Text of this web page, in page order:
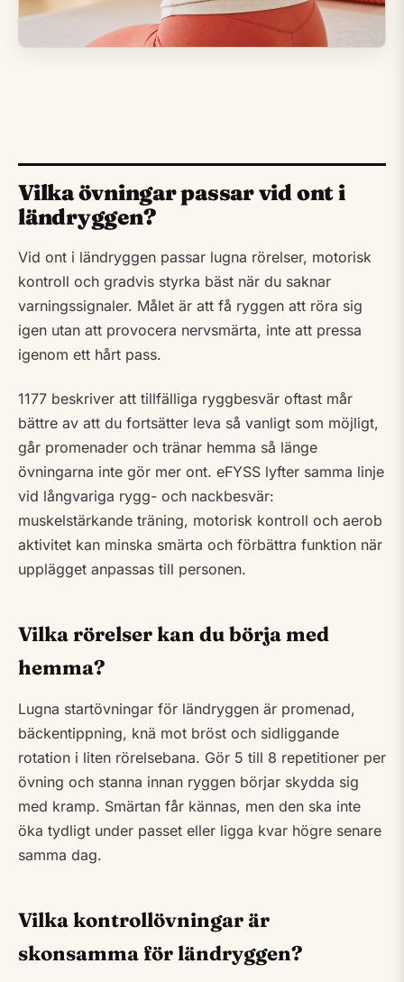
Vilka övningar passar vid ont i
ländryggen?
Vid ont i ländryggen passar lugna rörelser, motorisk
kontroll och gradvis styrka bäst när du saknar
varningssignaler. Målet är att få ryggen att röra sig
igen utan att provocera nervsmärta, inte att pressa
igenom ett hårt pass.
1177 beskriver att tillfälliga ryggbesvär oftast mår
bättre av att du fortsätter leva så vanligt som möjligt,
går promenader och tränar hemma så länge
övningarna inte gör mer ont. eFYSS lyfter samma linje
vid långvariga rygg- och nackbesvär:
muskelstärkande träning, motorisk kontroll och aerob
aktivitet kan minska smärta och förbättra funktion när
upplägget anpassas till personen.
Vilka rörelser kan du börja med
hemma?
Lugna startövningar för ländryggen är promenad,
bäckentippning, knä mot bröst och sidliggande
rotation i liten rörelsebana. Gör 5 till 8 repetitioner per
övning och stanna innan ryggen börjar skydda sig
med kramp. Smärtan får kännas, men den ska inte
öka tydligt under passet eller ligga kvar högre senare
samma dag.
Vilka kontrollövningar är
skonsamma för ländryggen?